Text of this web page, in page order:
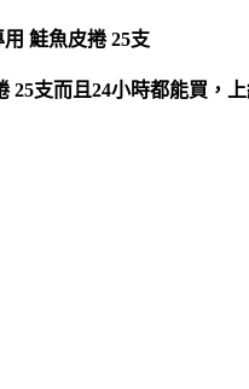
鮭魚皮捲 25支
支而且24小時都能買，